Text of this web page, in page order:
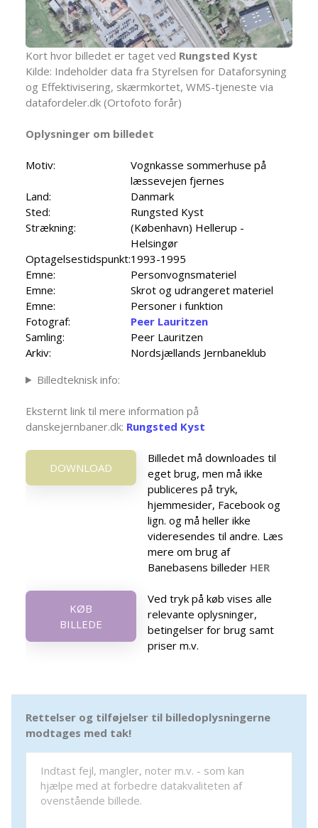
Kort hvor billedet er taget ved Rungsted Kyst
Kilde: Indeholder data fra Styrelsen for Dataforsyning
og Effektivisering, skærmkortet, WMS-tjeneste via
datafordeler.dk (Ortofoto forår)
Oplysninger om billedet
Motiv:
Vognkasse sommerhuse på
læssevejen fjernes
Land:
Danmark
Sted:
Rungsted Kyst
Strækning:
(København) Hellerup -
Helsingør
Optagelsestidspunkt:1993-1995
Emne:
Personvognsmateriel
Emne:
Skrot og udrangeret materiel
Emne:
Personer i funktion
Fotograf:
Peer Lauritzen
Samling:
Peer Lauritzen
Arkiv:
Nordsjællands Jernbaneklub
Billedteknisk info:
Eksternt link til mere information på
danskejernbaner.dk: Rungsted Kyst
DOWNLOAD
Billedet må downloades til
eget brug, men må ikke
publiceres på tryk,
hjemmesider, Facebook og
lign. og må heller ikke
videresendes til andre. Læs
mere om brug af
Banebasens billeder HER
KØB
BILLEDE
Ved tryk på køb vises alle
relevante oplysninger,
betingelser for brug samt
priser m.v.
Rettelser og tilføjelser til billedoplysningerne
modtages med tak!